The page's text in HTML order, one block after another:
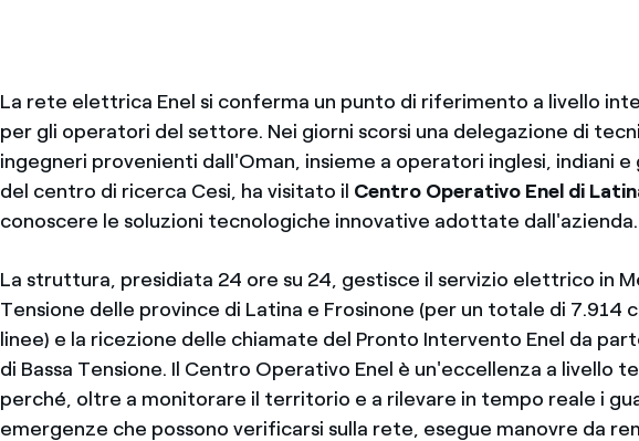
La rete elettrica Enel si conferma un punto di riferimento a livello
per gli operatori del settore. Nei giorni scorsi una delegazione di
ingegneri provenienti dall'Oman, insieme a operatori inglesi, indiani e
del centro di ricerca Cesi, ha visitato il Centro Operativo Enel di
conoscere le soluzioni tecnologiche innovative adottate dall'azienda.
La struttura, presidiata 24 ore su 24, gestisce il servizio elettrico in
Tensione delle province di Latina e Frosinone (per un totale di 7.914
linee) e la ricezione delle chiamate del Pronto Intervento Enel da
di Bassa Tensione. Il Centro Operativo Enel è un'eccellenza a livello
perché, oltre a monitorare il territorio e a rilevare in tempo reale i
emergenze che possono verificarsi sulla rete, esegue manovre da